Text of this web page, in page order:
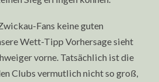
Fans keine guten
Wett-Tipp Vorhersage sieht
vorne. Tatsächlich ist die
Clubs vermutlich nicht so groß,